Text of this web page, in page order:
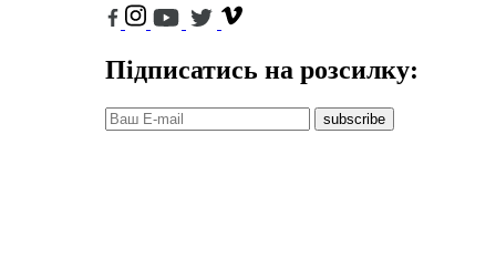
Підписатись на розсилку:
subscribe